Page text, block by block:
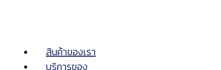
สินค้าของเรา
บริการของ